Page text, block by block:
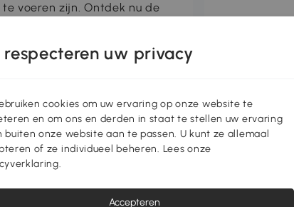
voeren zijn. Ontdek nu de
DURHAND online winkel.
auto kunt werken met de
kunststof voor langdurig
uw lichaamsvorm aanpast.
en voorkomt overbelasting.
aan elke zijde zorgen voor
en optimale comfort
respecteren uw privacy
cookies om uw ervaring op onze website te
en om ons en derden in staat te stellen uw ervaring
buiten onze website aan te passen. U kunt ze allemaal
of ze individueel beheren. Lees onze
Accepteren